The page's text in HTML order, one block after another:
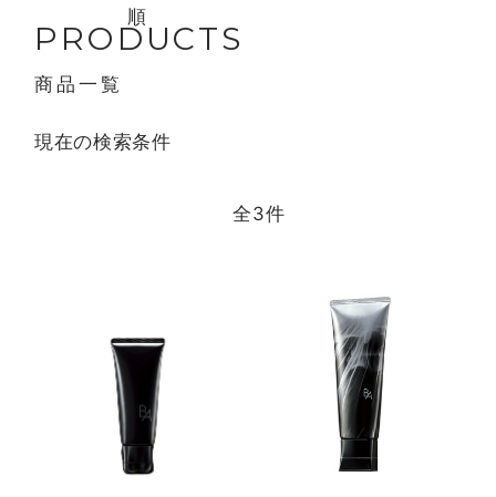
順
PRODUCTS
商品一覧
現在の検索条件
全3件